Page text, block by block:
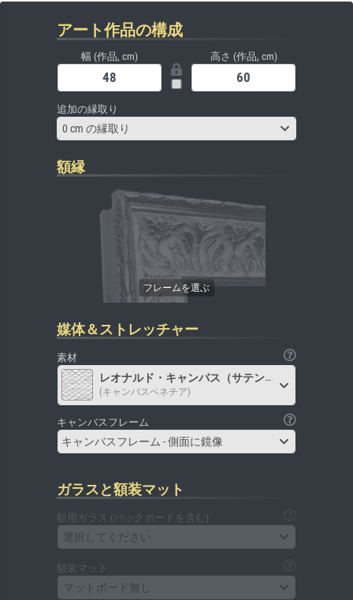
アート作品の構成
幅 (作品, cm) 高さ (作品, cm)
追加の縁取り
0 cm の縁取り
額縁
媒体＆ストレッチャー
素材
レオナルド・キャンバス（サテン）
(キャンバスベネチア)
キャンバスフレーム
キャンバスフレーム - 側面に鏡像
ガラスと額装マット
額用ガラス (バックボードを含む)
選択してください
額装マット
マットボード無し